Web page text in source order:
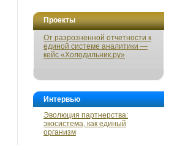
Проекты
От разрозненной отчетности к
единой системе аналитики —
кейс «Холодильник.ру»
Интервью
Эволюция партнерства:
экосистема, как единый
организм